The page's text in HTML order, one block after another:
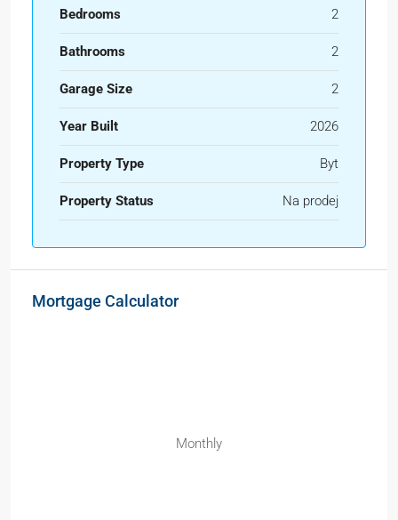
Bedrooms 2
Bathrooms 2
Garage Size 2
Year Built 2026
Property Type Byt
Property Status Na prodej
Mortgage Calculator
Monthly